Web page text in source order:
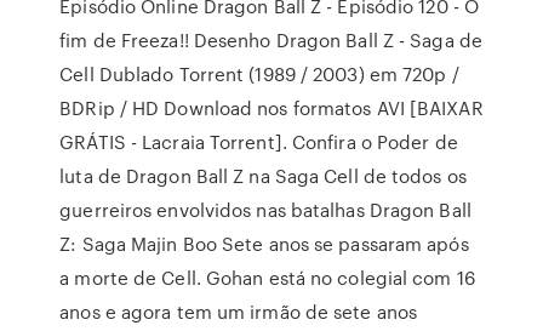
Episódio Online Dragon Ball Z - Episódio 120 - O
fim de Freeza!! Desenho Dragon Ball Z - Saga de
Cell Dublado Torrent (1989 / 2003) em 720p /
BDRip / HD Download nos formatos AVI [BAIXAR
GRÁTIS - Lacraia Torrent]. Confira o Poder de
luta de Dragon Ball Z na Saga Cell de todos os
guerreiros envolvidos nas batalhas Dragon Ball
Z: Saga Majin Boo Sete anos se passaram após
a morte de Cell. Gohan está no colegial com 16
anos e agora tem um irmão de sete anos